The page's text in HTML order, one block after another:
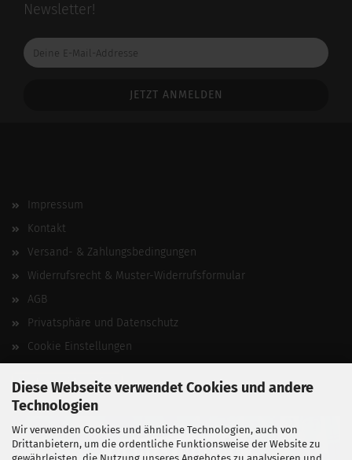
Diese Webseite verwendet Cookies und andere
Technologien
Wir verwenden Cookies und ähnliche Technologien, auch von
Drittanbietern, um die ordentliche Funktionsweise der Website zu
Newsletter!
Deine
E-
Impressum
Kontakt
Versand- & Zahlungsbedingungen
Widerrufsrecht & Muster-Widerrufsformular
AGB
Privatsphäre und Datenschutz
Cookie Einstellungen
Vertrag widerrufen